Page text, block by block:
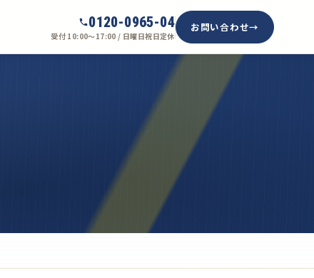
0120-0965-04
受付 10:00〜17:00 / 日曜日祝日定休
お問い合わせ